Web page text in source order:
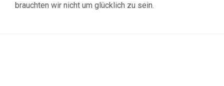
brauchten wir nicht um glücklich zu sein.